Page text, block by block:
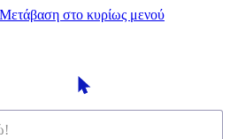
Μετάβαση στο κυρίως μενού